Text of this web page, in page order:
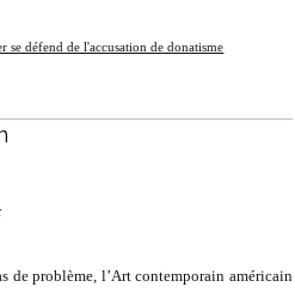
se défend de l'accusation de donatisme
:
de problème, l’Art contemporain américain